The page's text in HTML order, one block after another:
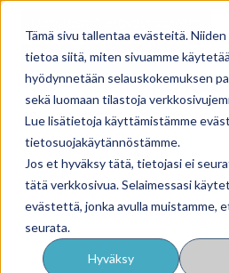
Tämä sivu tallentaa evästeitä. Niiden
tietoa siitä, miten sivuamme
hyödynnetään selauskokemuksen
sekä luomaan tilastoja
Lue lisätietoja käyttämistämme
tietosuojakäytännöstämme.
Jos et hyväksy tätä, tietojasi ei
tätä verkkosivua. Selaimessasi
evästettä, jonka avulla muistamme,
seurata.
Hyväksy
YritysTäsmä työnantajille
Neuvonta ma–pe klo